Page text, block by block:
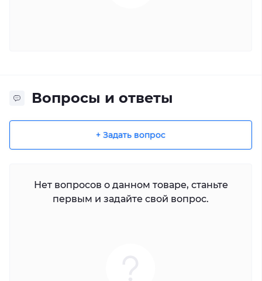
Вопросы и ответы
+ Задать вопрос
Нет вопросов о данном товаре, станьте
первым и задайте свой вопрос.